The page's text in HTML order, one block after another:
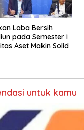
Laba Bersih
pada Semester I
Aset Makin Solid
untuk kamu